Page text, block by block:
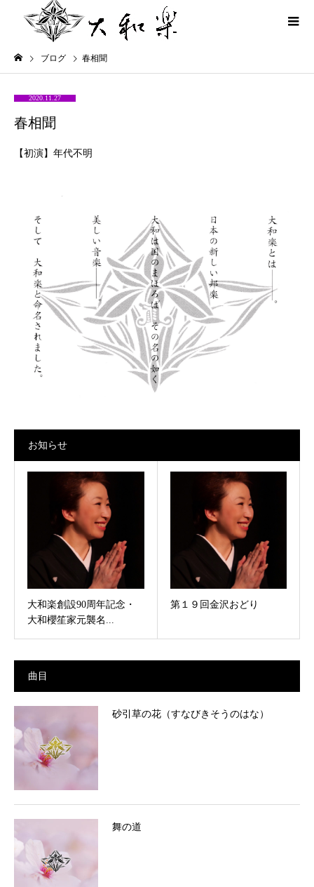
ブログ 春相聞
2020.11.27
春相聞
【初演】年代不明
お知らせ
大和楽創設90周年記念・
大和櫻笙家元襲名...
第１９回金沢おどり
曲目
砂引草の花（すなびきそうのはな）
舞の道